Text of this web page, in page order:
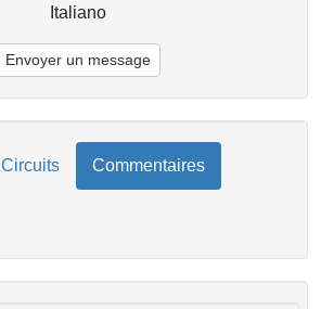
Italiano
Envoyer un message
Circuits Commentaires